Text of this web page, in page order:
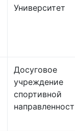
Университет
Досуговое
учреждение
спортивной